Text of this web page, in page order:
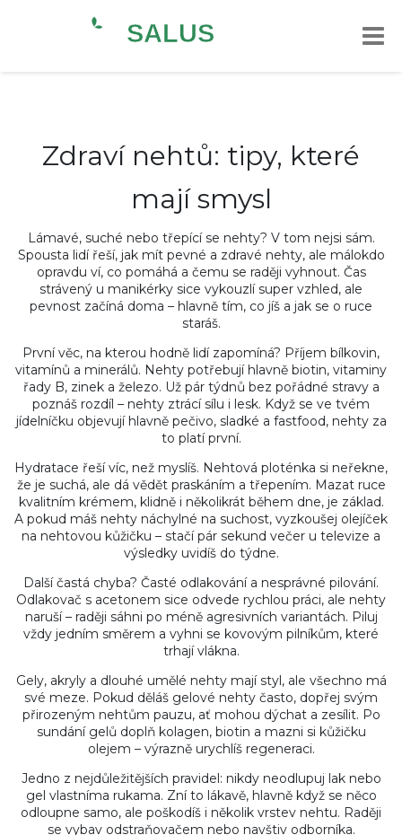
Zdraví nehtů: tipy, které
mají smysl
Lámavé, suché nebo třepící se nehty? V tom nejsi sám.
Spousta lidí řeší, jak mít pevné a zdravé nehty, ale málokdo
opravdu ví, co pomáhá a čemu se raději vyhnout. Čas
strávený u manikérky sice vykouzlí super vzhled, ale
pevnost začíná doma – hlavně tím, co jíš a jak se o ruce
staráš.
První věc, na kterou hodně lidí zapomíná? Příjem bílkovin,
vitamínů a minerálů. Nehty potřebují hlavně biotin, vitaminy
řady B, zinek a železo. Už pár týdnů bez pořádné stravy a
poznáš rozdíl – nehty ztrácí sílu i lesk. Když se ve tvém
jídelníčku objevují hlavně pečivo, sladké a fastfood, nehty za
to platí první.
Hydratace řeší víc, než myslíš. Nehtová ploténka si neřekne,
že je suchá, ale dá vědět praskáním a třepením. Mazat ruce
kvalitním krémem, klidně i několikrát během dne, je základ.
A pokud máš nehty náchylné na suchost, vyzkoušej olejíček
na nehtovou kůžičku – stačí pár sekund večer u televize a
výsledky uvidíš do týdne.
Další častá chyba? Časté odlakování a nesprávné pilování.
Odlakovač s acetonem sice odvede rychlou práci, ale nehty
naruší – raději sáhni po méně agresivních variantách. Piluj
vždy jedním směrem a vyhni se kovovým pilníkům, které
trhají vlákna.
Gely, akryly a dlouhé umělé nehty mají styl, ale všechno má
své meze. Pokud děláš gelové nehty často, dopřej svým
přirozeným nehtům pauzu, ať mohou dýchat a zesílit. Po
sundání gelů doplň kolagen, biotin a mazni si kůžičku
olejem – výrazně urychlíš regeneraci.
Jedno z nejdůležitějších pravidel: nikdy neodlupuj lak nebo
gel vlastníma rukama. Zní to lákavě, hlavně když se něco
odloupne samo, ale poškodíš i několik vrstev nehtu. Raději
se vybav odstraňovačem nebo navštiv odborníka.